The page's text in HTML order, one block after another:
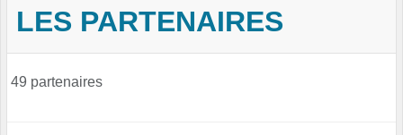
LES PARTENAIRES
49 partenaires